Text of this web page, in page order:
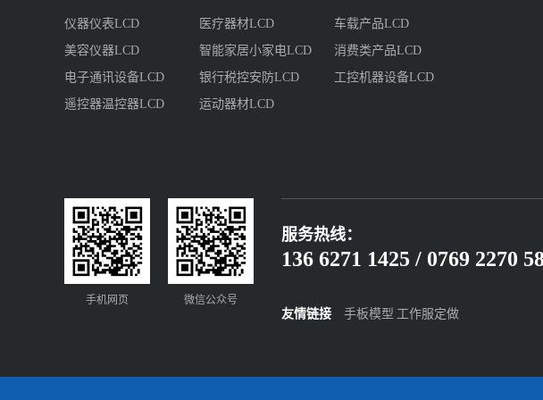
仪器仪表LCD 医疗器材LCD
车载产品LCD
美容仪器LCD
智能家居小家电LCD
消费类产品LCD
电子通讯设备LCD
银行税控安防LCD
工控机器设备LCD
遥控器温控器LCD
运动器材LCD
手机网页 微信公众号
服务热线：
136 6271 1425 / 0769 2270
友情链接 手板模型 工作服定做